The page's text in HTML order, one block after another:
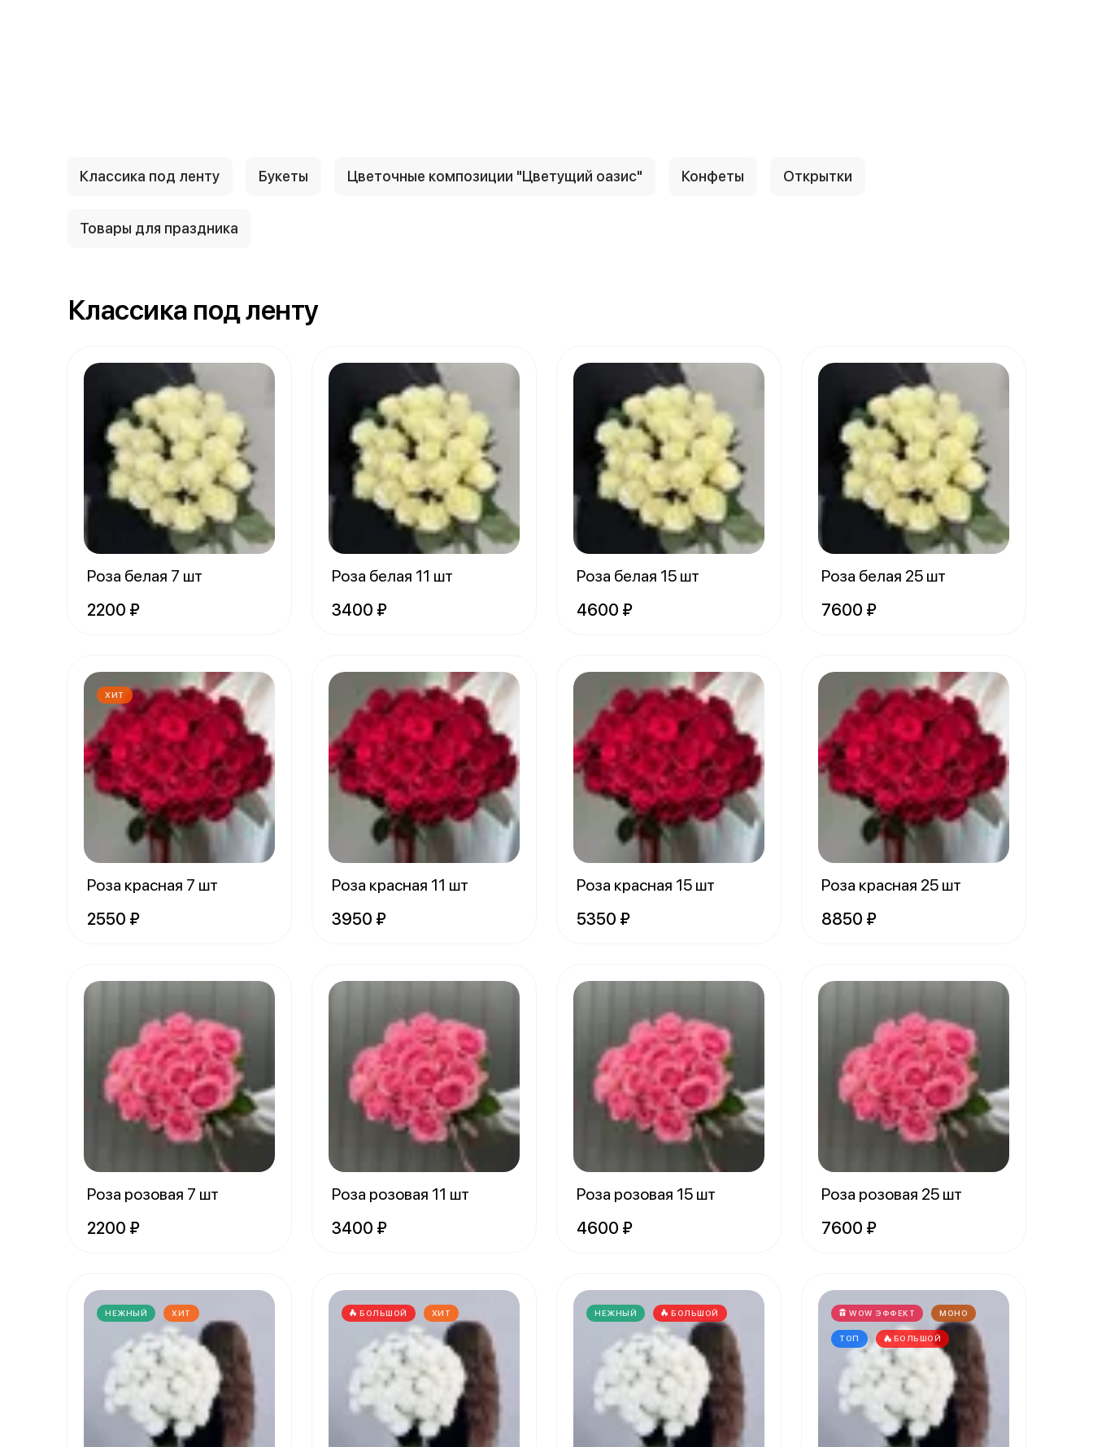
Классика под ленту Букеты Цветочные композиции "Цветущий оазис" Конфеты Открытки
Товары для праздника
Классика под ленту
Роза белая 7 шт
2200 ₽
Роза белая 11 шт
3400 ₽
Роза белая 15 шт
4600 ₽
Роза белая 25 шт
7600 ₽
ХИТ
Роза красная 7 шт
2550 ₽
Роза красная 11 шт
3950 ₽
Роза красная 15 шт
5350 ₽
Роза красная 25 шт
8850 ₽
Роза розовая 7 шт
2200 ₽
Роза розовая 11 шт
3400 ₽
Роза розовая 15 шт
4600 ₽
Роза розовая 25 шт
7600 ₽
НЕЖНЫЙ ХИТ БОЛЬШОЙ ХИТ НЕЖНЫЙ БОЛЬШОЙ WOW ЭФФЕКТ МОНО
ТОП БОЛЬШОЙ